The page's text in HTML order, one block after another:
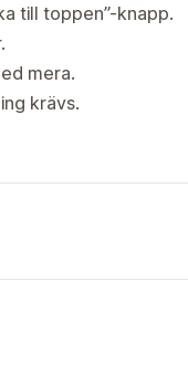
till toppen”-knapp.
mera.
krävs.